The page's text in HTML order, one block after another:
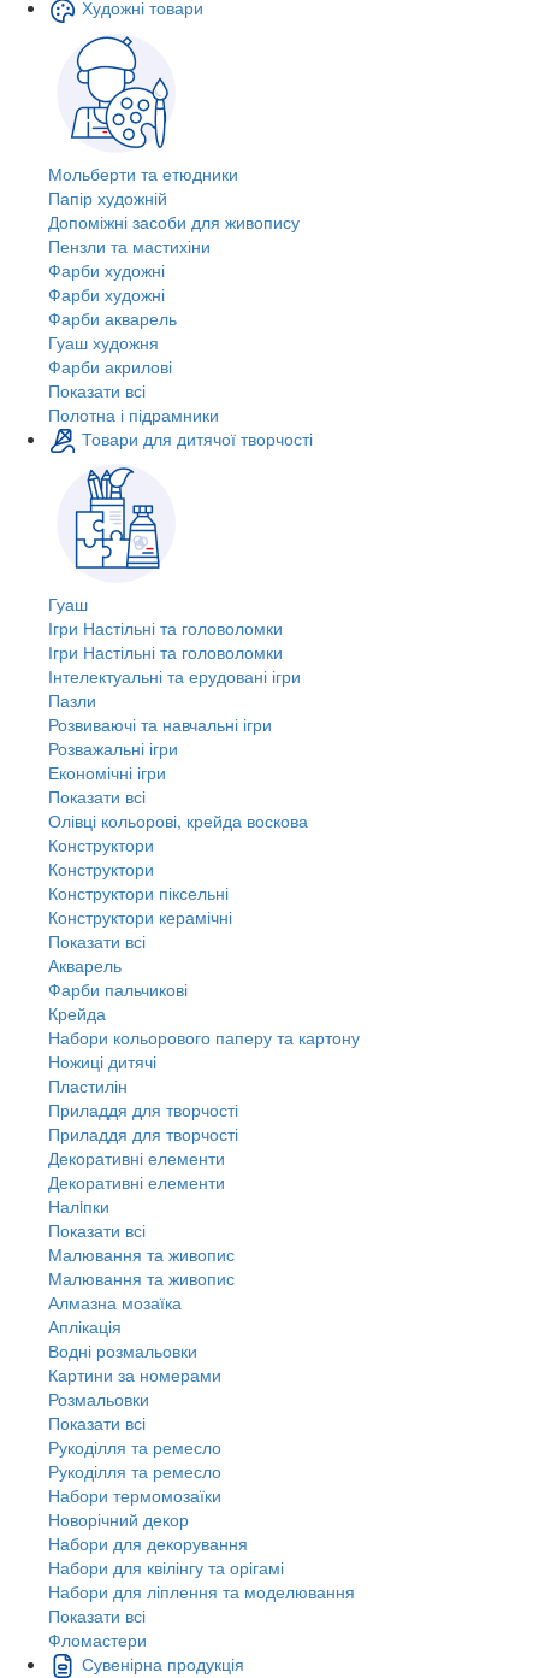
Художні товари
Мольберти та етюдники
Папір художній
Допоміжні засоби для живопису
Пензли та мастихіни
Фарби художні
Фарби художні
Фарби акварель
Гуаш художня
Фарби акрилові
Показати всі
Полотна і підрамники
Товари для дитячої творчості
Гуаш
Ігри Настільні та головоломки
Ігри Настільні та головоломки
Інтелектуальні та ерудовані ігри
Пазли
Розвиваючі та навчальні ігри
Розважальні ігри
Економічні ігри
Показати всі
Олівці кольорові, крейда воскова
Конструктори
Конструктори
Конструктори піксельні
Конструктори керамічні
Показати всі
Акварель
Фарби пальчикові
Крейда
Набори кольорового паперу та картону
Ножиці дитячі
Пластилін
Приладдя для творчості
Приладдя для творчості
Декоративні елементи
Декоративні елементи
Налiпки
Показати всі
Малювання та живопис
Малювання та живопис
Алмазна мозаїка
Аплікація
Водні розмальовки
Картини за номерами
Розмальовки
Показати всі
Рукоділля та ремесло
Рукоділля та ремесло
Набори термомозаїки
Новорічний декор
Набори для декорування
Набори для квілінгу та орігамі
Набори для ліплення та моделювання
Показати всі
Фломастери
Сувенірна продукція